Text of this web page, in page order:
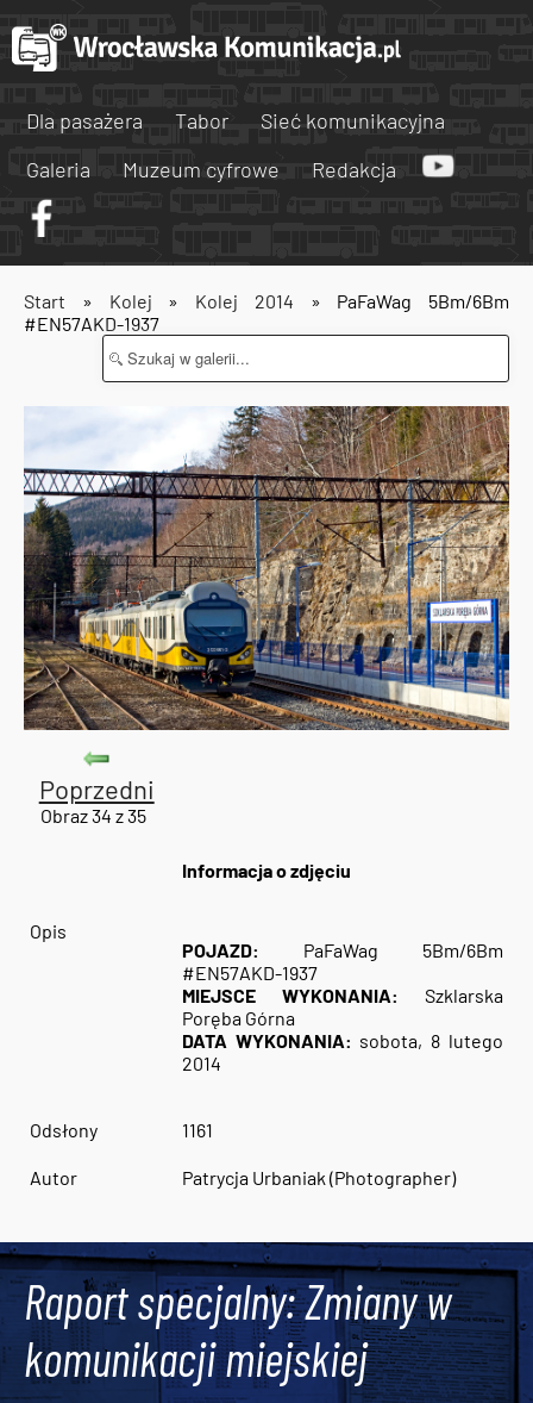
Dla pasażera Tabor
Sieć komunikacyjna
Galeria
Muzeum cyfrowe Redakcja
Start » Kolej » Kolej 2014 » PaFaWag 5Bm/6Bm
#EN57AKD-1937
Poprzedni
Obraz 34 z 35
Informacja o zdjęciu
Opis
POJAZD: PaFaWag 5Bm/6Bm
#EN57AKD-1937
MIEJSCE WYKONANIA:
Szklarska
Poręba Górna
DATA WYKONANIA: sobota, 8 lutego
2014
Odsłony 1161
Autor Patrycja Urbaniak (Photographer)
Raport specjalny: Zmiany w
komunikacji miejskiej